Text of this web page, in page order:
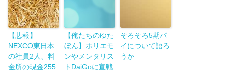
【悲報】
NEXCO東日本
の社員2人、料
金所の現金255
【俺たちのゆた
ぼん】ホリエモ
ンやメンタリス
トDaiGoに宣戦
そろそろ5期パ
イについて語ろ
うか